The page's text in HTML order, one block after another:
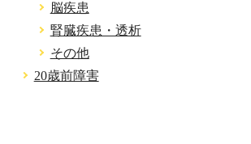
脳疾患
腎臓疾患・透析
その他
20歳前障害